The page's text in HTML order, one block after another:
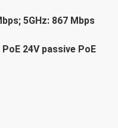
5GHz: 867 Mbps
PoE 24V passive PoE